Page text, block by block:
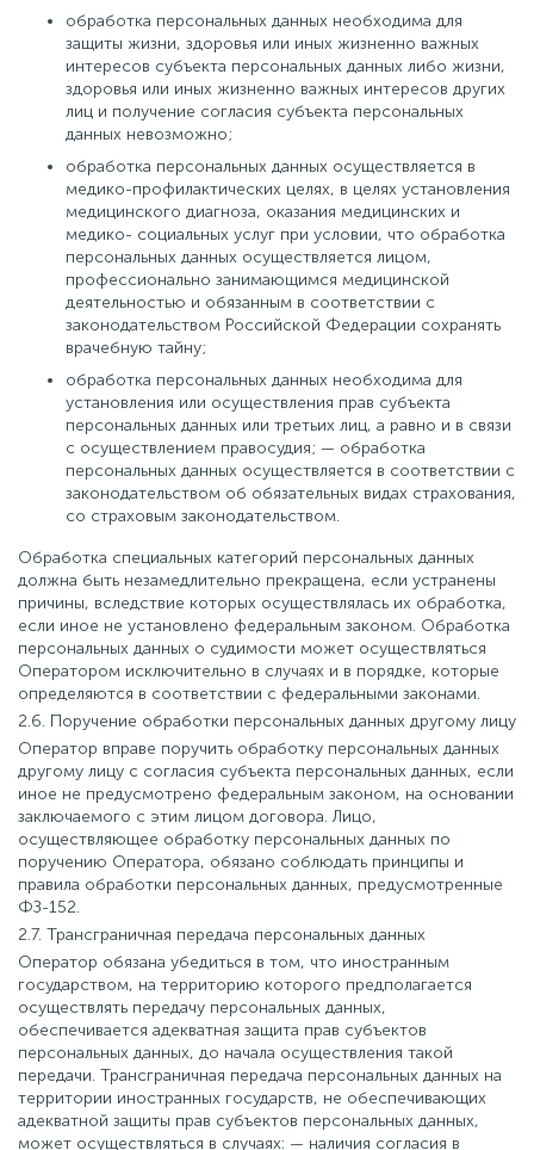
обработка персональных данных необходима для
защиты жизни, здоровья или иных жизненно важных
интересов субъекта персональных данных либо жизни,
здоровья или иных жизненно важных интересов других
лиц и получение согласия субъекта персональных
данных невозможно;
обработка персональных данных осуществляется в
медико-профилактических целях, в целях установления
медицинского диагноза, оказания медицинских и
медико- социальных услуг при условии, что обработка
персональных данных осуществляется лицом,
профессионально занимающимся медицинской
деятельностью и обязанным в соответствии с
законодательством Российской Федерации сохранять
врачебную тайну;
обработка персональных данных необходима для
установления или осуществления прав субъекта
персональных данных или третьих лиц, а равно и в связи
с осуществлением правосудия; — обработка
персональных данных осуществляется в соответствии с
законодательством об обязательных видах страхования,
со страховым законодательством.
Обработка специальных категорий персональных данных
должна быть незамедлительно прекращена, если устранены
причины, вследствие которых осуществлялась их обработка,
если иное не установлено федеральным законом. Обработка
персональных данных о судимости может осуществляться
Оператором исключительно в случаях и в порядке, которые
определяются в соответствии с федеральными законами.
2.6. Поручение обработки персональных данных другому лицу
Оператор вправе поручить обработку персональных данных
другому лицу с согласия субъекта персональных данных, если
иное не предусмотрено федеральным законом, на основании
заключаемого с этим лицом договора. Лицо,
осуществляющее обработку персональных данных по
поручению Оператора, обязано соблюдать принципы и
правила обработки персональных данных, предусмотренные
ФЗ-152.
2.7. Трансграничная передача персональных данных
Оператор обязана убедиться в том, что иностранным
государством, на территорию которого предполагается
осуществлять передачу персональных данных,
обеспечивается адекватная защита прав субъектов
персональных данных, до начала осуществления такой
передачи. Трансграничная передача персональных данных на
территории иностранных государств, не обеспечивающих
адекватной защиты прав субъектов персональных данных,
может осуществляться в случаях: — наличия согласия в